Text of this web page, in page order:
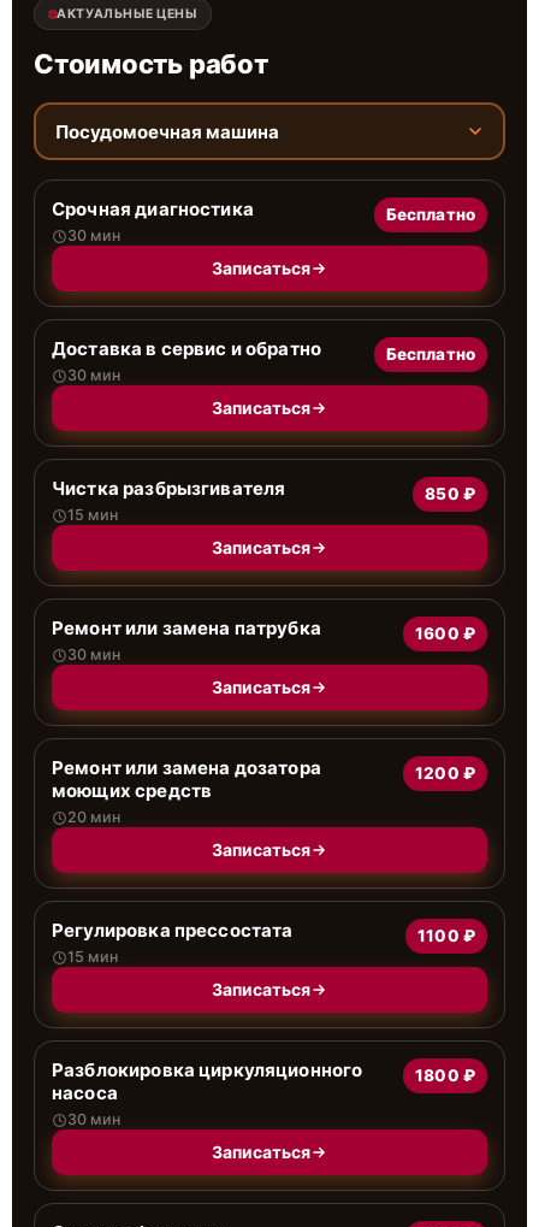
АКТУАЛЬНЫЕ ЦЕНЫ
Стоимость работ
Посудомоечная машина
Срочная диагностика
30 мин
Бесплатно
Записаться
Доставка в сервис и обратно
30 мин
Бесплатно
Записаться
Чистка разбрызгивателя
15 мин
850 ₽
Записаться
Ремонт или замена патрубка
30 мин
1600 ₽
Записаться
Ремонт или замена дозатора
моющих средств
20 мин
1200 ₽
Записаться
Регулировка прессостата
15 мин
1100 ₽
Записаться
Разблокировка циркуляционного
насоса
30 мин
1800 ₽
Записаться